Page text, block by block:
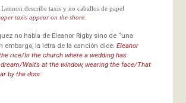
Lennon describe taxis y no caballos de papel
taxis appear on the shore.
no habla de Eleanor Rigbysino de “una
embargo, la letra de la canción dice: Eleanor
rice/In the church where a wedding has
Waits at the window, wearing the face/That
by the door.